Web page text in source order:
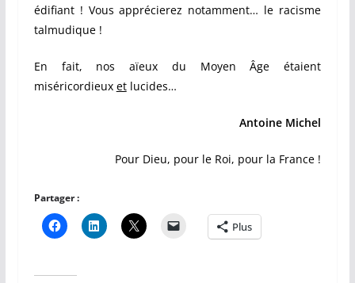
édifiant ! Vous apprécierez notamment… le racisme
talmudique !
En fait, nos aïeux du Moyen Âge étaient
miséricordieux etlucides…
Antoine Michel
Pour Dieu, pour le Roi, pour la France !
Partager :
Plus